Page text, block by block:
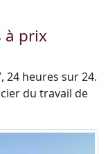
à prix
heures sur 24.
du travail de